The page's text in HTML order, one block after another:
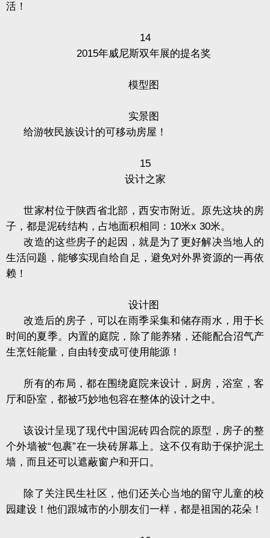
活！
14
2015年威尼斯双年展的提名奖
模型图
实景图
给游牧民族设计的可移动房屋！
15
设计之家
世家村位于陕西省北部，西安市附近。原先这块的房
子，都是泥砖结构，占地面积相同： 10米x 30米。
改造的这些房子的起因，就是为了更好解决当地人的
生活问题，能够实现自给自足，避免对外界资源的一再依
赖！
设计图
改造后的房子，可以在雨季采集和储存雨水，用于长
时间的夏季。内置的庭院，除了能养猪，还能配合沼气产
生烹饪能量，自由转变成可使用能源！
所有的布局，都在围绕庭院来设计，厨房，浴室，客
厅和卧室，都被巧妙地包容在整体的设计之中。
该设计呈现了现代中国泥砖四合院的原型，房子的整
个外墙被“包裹”在一块砖屏幕上。这不仅有助于保护泥土
墙，而且还可以遮蔽窗户和开口。
除了关注民生社区，他们还关心当地的留守儿童的校
园建设！他们跟城市的小朋友们一样，都是祖国的花朵！